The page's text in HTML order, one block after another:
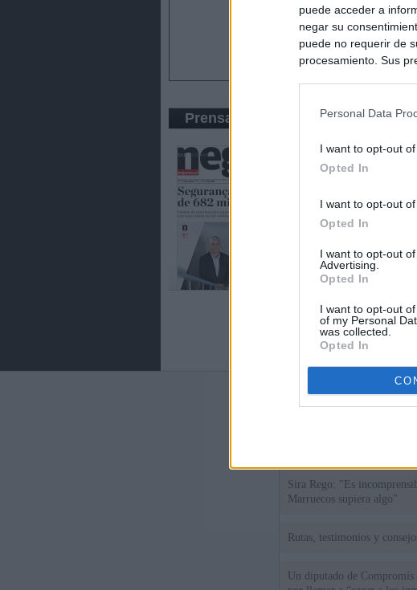
puede acceder a
negar su
puede no requerir de
procesamiento. Sus
Personal Data
I want to opt-out
Opted In
I want to opt-out
Opted In
I want to opt-out
Advertising.
Opted In
I want to opt-out
of my Personal
was collected.
Opted In
Prensa Económica
Últimas noticias
España impone controles a
Sira Rego: "Es
Marruecos supiera algo"
Rutas, testimonios y
Un diputado de